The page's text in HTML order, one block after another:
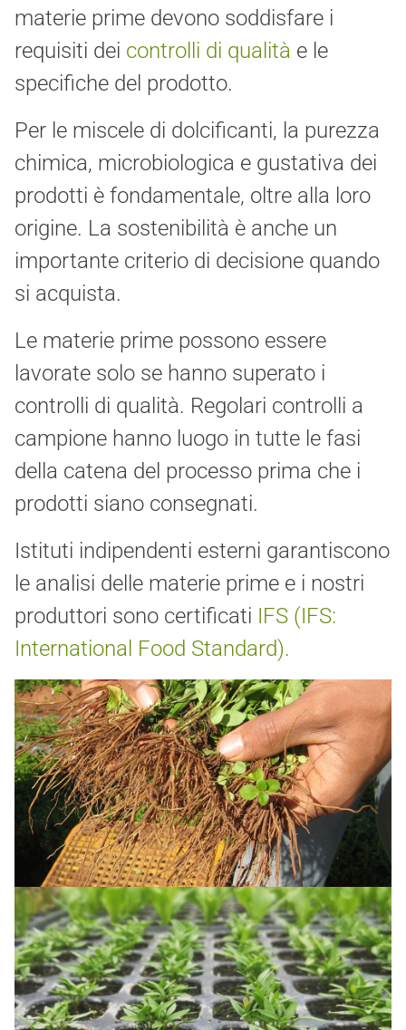
materie prime devono soddisfare i
requisiti dei controlli di qualità e le
specifiche del prodotto.
Per le miscele di dolcificanti, la purezza
chimica, microbiologica e gustativa dei
prodotti è fondamentale, oltre alla loro
origine. La sostenibilità è anche un
importante criterio di decisione quando
si acquista.
Le materie prime possono essere
lavorate solo se hanno superato i
controlli di qualità. Regolari controlli a
campione hanno luogo in tutte le fasi
della catena del processo prima che i
prodotti siano consegnati.
Istituti indipendenti esterni garantiscono
le analisi delle materie prime e i nostri
produttori sono certificati IFS (IFS:
International Food Standard).